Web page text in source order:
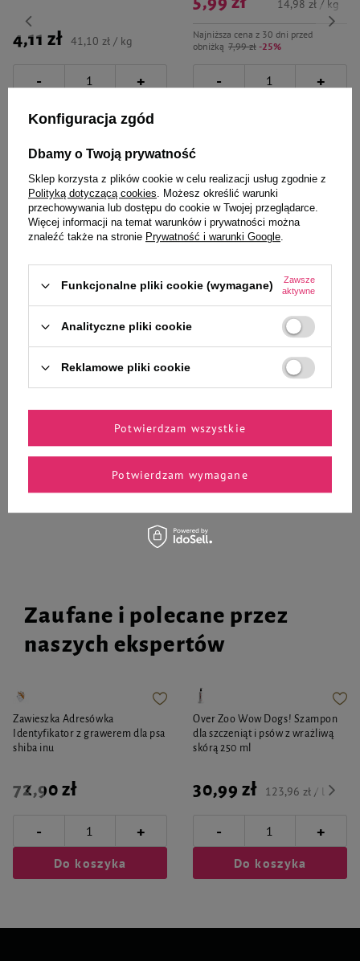
4,11 zł 41,10 zł / kg
- +
Do koszyka
Najniższa cena z 30 dni przed
obniżką 7,99 zł -25%
14,98 zł / kg
- +
Wybrane specjalnie dla
Ciebie i Twojego czworonoga
Mokra karma dla psa Dolina
263,70 zł
- +
Mokra karma dla psa Dolina
Noteci Premium junior mix 12 x
105,60 zł
- +
Zaufane i polecane przez
naszych ekspertów
Zawieszka Adresówka
Identyfikator z grawerem dla psa
shiba inu
72,90 zł
- +
Do koszyka
Over Zoo Wow Dogs! Szampon
dla szczeniąt i psów z wrażliwą
skórą 250 ml
30,99 zł 123,96 zł / l
- +
Do koszyka
Konfiguracja zgód
Dbamy o Twoją prywatność
Sklep korzysta z plików cookie w celu realizacji usług zgodnie z
Polityką dotyczącą cookies. Możesz określić warunki
przechowywania lub dostępu do cookie w Twojej przeglądarce.
Więcej informacji na temat warunków i prywatności można
znaleźć także na stronie Prywatność i warunki Google.
Funkcjonalne pliki cookie (wymagane)
Zawsze
aktywne
Analityczne pliki cookie
Reklamowe pliki cookie
Potwierdzam wymagane
Potwierdzam wszystkie